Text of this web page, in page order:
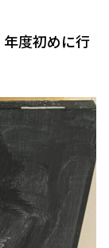
度初めに行